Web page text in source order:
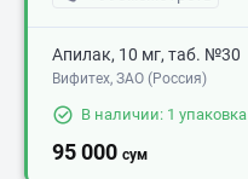
Апилак, 10 мг, таб. №30
Вифитех, ЗАО (Россия)
В наличии: 1 упаковка
95 000 сум